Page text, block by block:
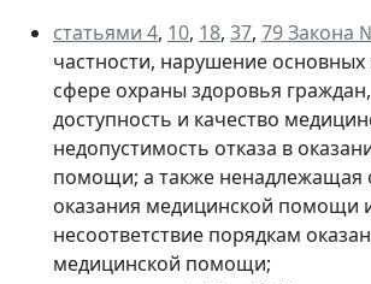
статьями 4, 10, 18, 37, 79 Закона
частности, нарушение
сфере охраны здоровья граждан,
доступность и качество
недопустимость отказа в
помощи; а также ненадлежащая
оказания медицинской помощи
несоответствие порядкам
медицинской помощи;